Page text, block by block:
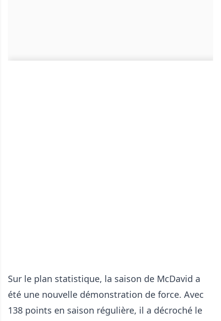
Sur le plan statistique, la saison de McDavid a
été une nouvelle démonstration de force. Avec
138 points en saison régulière, il a décroché le